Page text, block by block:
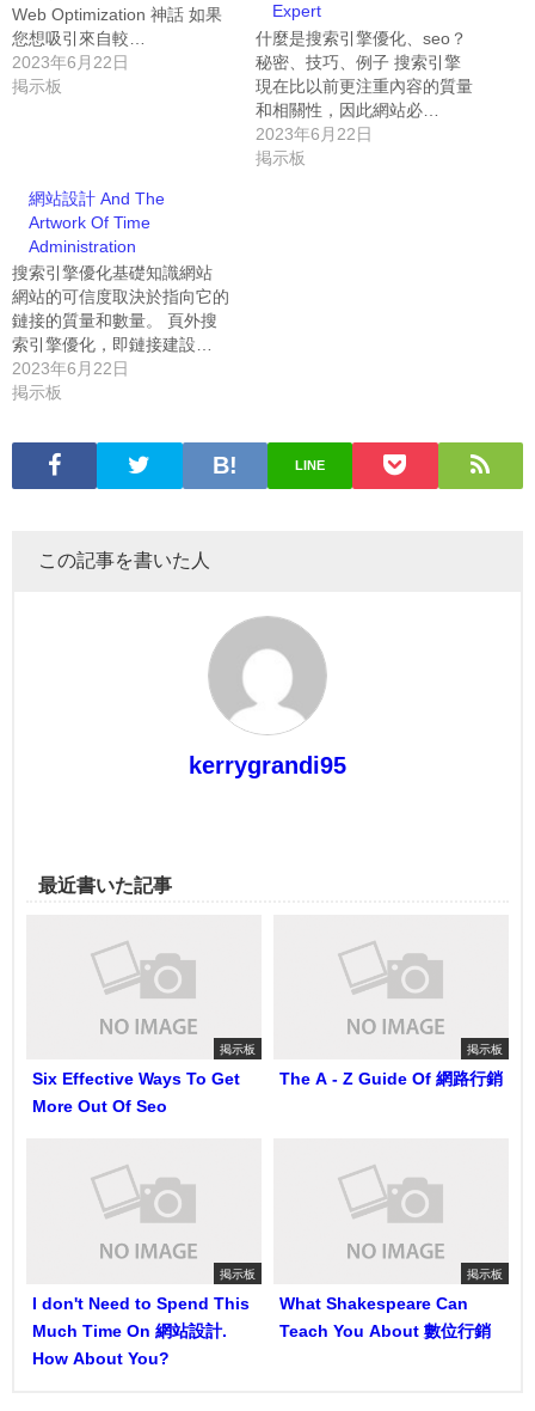
Web Optimization 神話 如果
您想吸引來自較…
2023年6月22日
掲示板
Expert
什麼是搜索引擎優化、seo？
秘密、技巧、例子 搜索引擎
現在比以前更注重內容的質量
和相關性，因此網站必…
2023年6月22日
掲示板
網站設計 And The
Artwork Of Time
Administration
搜索引擎優化基礎知識網站
網站的可信度取決於指向它的
鏈接的質量和數量。 頁外搜
索引擎優化，即鏈接建設…
2023年6月22日
掲示板
LINE
この記事を書いた人
kerrygrandi95
最近書いた記事
掲示板
Six Effective Ways To Get
More Out Of Seo
掲示板
The A - Z Guide Of 網路行銷
掲示板
I don't Need to Spend This
Much Time On 網站設計.
How About You?
掲示板
What Shakespeare Can
Teach You About 數位行銷